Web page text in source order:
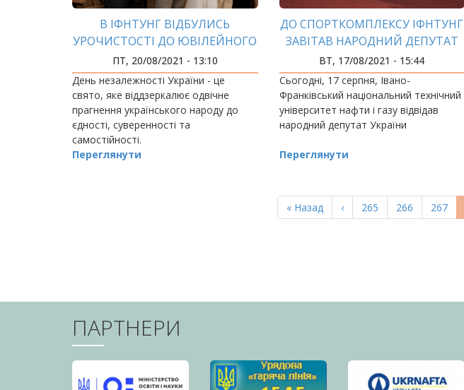
В ІФНТУНГ ВІДБУЛИСЬ
УРОЧИСТОСТІ ДО ЮВІЛЕЙНОГО
ДНЯ НЕЗАЛЕЖНОСТІ УКРАЇНИ
ПТ, 20/08/2021 - 13:10
День незалежності України - це
свято, яке віддзеркалює одвічне
прагнення українського народу до
єдності, суверенності та
самостійності.
Переглянути
ДО СПОРТКОМПЛЕКСУ ІФНТУНГ
ЗАВІТАВ НАРОДНИЙ ДЕПУТАТ
УКРАЇНИ
ВТ, 17/08/2021 - 15:44
Сьогодні, 17 серпня, Івано-
Франківський національний технічний
університет нафти і газу відвідав
народний депутат України
Переглянути
Перша
сторінка
« Назад
Попередня
сторінка
‹ Page
265 Page
266 Page
267
ПАРТНЕРИ